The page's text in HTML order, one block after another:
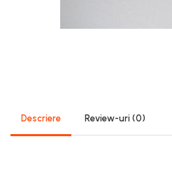
Transmisie Balkancar
Descriere Review-uri (0)